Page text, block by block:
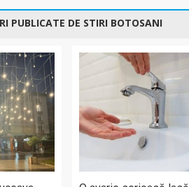
PUBLICATE DE STIRI BOTOSANI